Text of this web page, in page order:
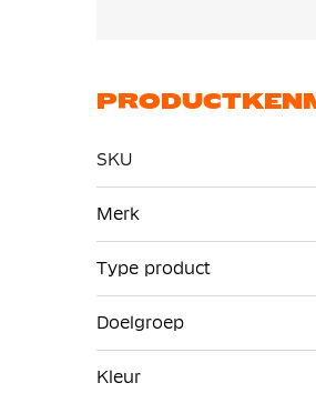
SKU
informatie
Merk
Type product
Doelgroep
Kleur